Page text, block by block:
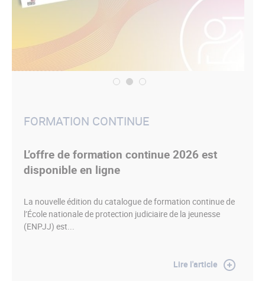
FORMATION CONTINUE
L’offre de formation continue 2026 est
disponible en ligne
La nouvelle édition du catalogue de formation continue de
l’École nationale de protection judiciaire de la jeunesse
(ENPJJ) est...
Lire l'article
3